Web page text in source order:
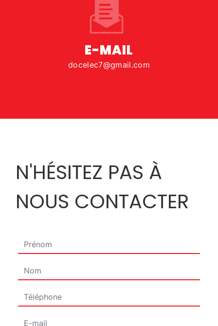
E-MAIL
docelec7@gmail.com
N'HÉSITEZ PAS À
NOUS CONTACTER